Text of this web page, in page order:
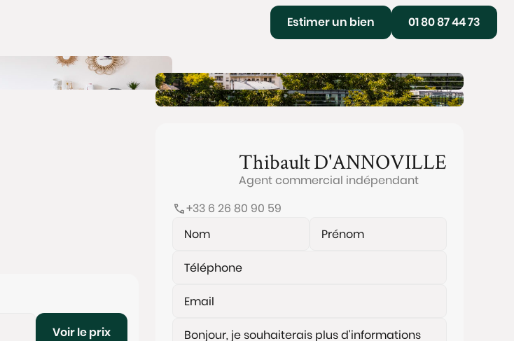
Estimer un bien 01 80 87 44 73
Voir le prix
ThibaultD'ANNOVILLE
Agent commercial indépendant
+33 6 26 80 90 59